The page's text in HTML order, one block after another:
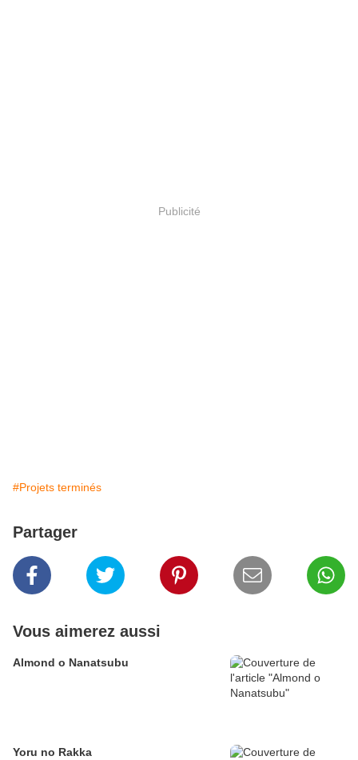
Publicité
#Projets terminés
Partager
Vous aimerez aussi
Almond o Nanatsubu
Yoru no Rakka